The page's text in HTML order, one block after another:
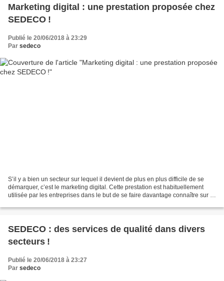
Marketing digital : une prestation proposée chez
SEDECO !
Publié le 20/06/2018 à 23:29
Par sedeco
S’il y a bien un secteur sur lequel il devient de plus en plus difficile de se
démarquer, c’est le marketing digital. Cette prestation est habituellement
utilisée par les entreprises dans le but de se faire davantage connaître sur la
SEDECO : des services de qualité dans divers
secteurs !
Publié le 20/06/2018 à 23:27
Par sedeco